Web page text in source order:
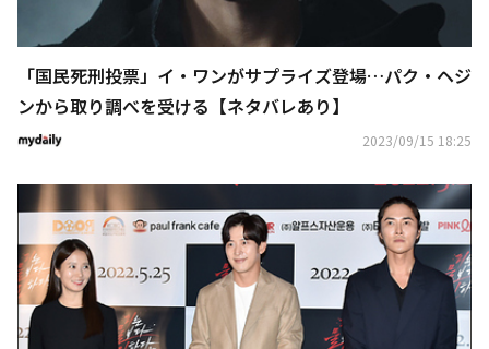
「国民死刑投票」イ・ワンがサプライズ登場…パク・ヘジ
ンから取り調べを受ける【ネタバレあり】
2023/09/15 18:25